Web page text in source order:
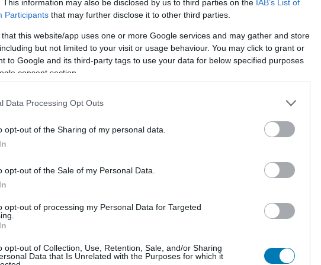
This information may also be disclosed by us to third parties on the IAB’s List of
Participants that may further disclose it to other third parties.
that this website/app uses one or more Google services and may gather and store
but not limited to your visit or usage behaviour. You may click to grant or
to Google and its third-party tags to use your data for below specified purposes
consent section.
Data Processing Opt Outs
opt-out of the Sharing of my personal data.
opt-out of the Sale of my Personal Data.
opt-out of processing my Personal Data for Targeted
opt-out of Collection, Use, Retention, Sale, and/or Sharing
Data that Is Unrelated with the Purposes for which it
Thedas és Eora földjén. Ráérősen haladok
of Eternity 2-ben, igyekszem mindent felfedezni, az
tűnőket is.
Mafiát (a legelsőt felújítva), most pedig annak
megjött ahhoz a kedvem, hogy adjak még egy
sikerült végigjátszanom, egy idő után mindig elhalt
akkor a Definitive Edition változatra megyek rá.
Rivalshez, és az a rossz hírem van feleim, hogy ez a
napra felfüggesztem a War Withinre történő
Strange-dzsel.
azt jelenti, hogy a videojátékok egy darabig most
a sport, ilyenkor pedig minden adott ahhoz, hogy
lehet, hogy a Star Wars Jedi: Survivort is előveszem
PCW HÍREK